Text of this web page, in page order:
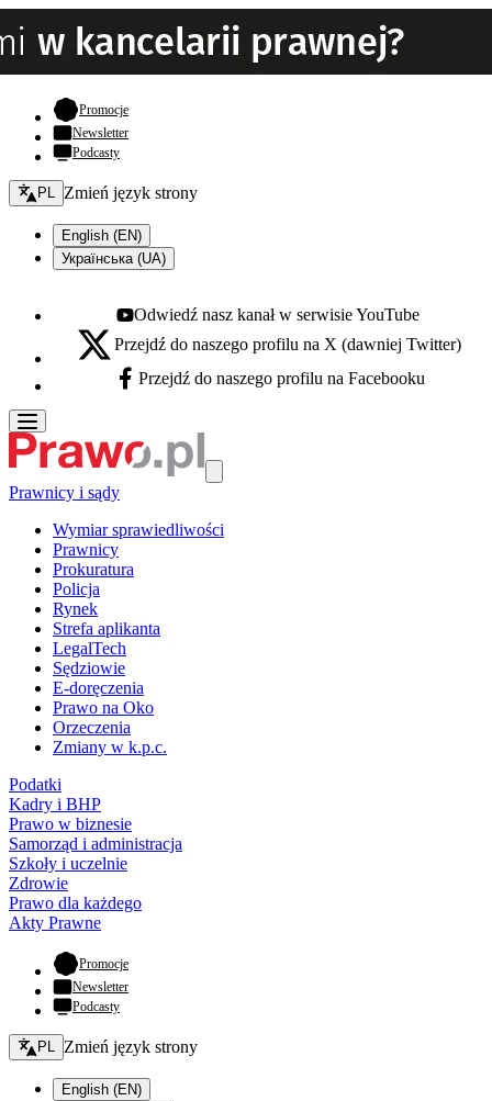
Promocje- otwiera się w nowej karcie
Newsletter
Podcasty
Zmień język - bieżący:
PL Zmień język strony
English (EN)
Українська (UA)
Youtube - otwiera się w nowej karcie
Odwiedź nasz kanał w serwisie YouTube
X - otwiera się w nowej karcie
Przejdź do naszego profilu na X (dawniej Twitter)
Facebook - otwiera się w nowej karcie
Przejdź do naszego profilu na Facebooku
Prawnicy i sądy
Wymiar sprawiedliwości
Prawnicy
Prokuratura
Policja
Rynek
Strefa aplikanta
LegalTech
Sędziowie
E-doręczenia
Prawo na Oko
Orzeczenia
Zmiany w k.p.c.
Podatki
Kadry i BHP
Prawo w biznesie
Samorząd i administracja
Szkoły i uczelnie
Zdrowie
Prawo dla każdego
Akty Prawne
Promocje- otwiera się w nowej karcie
Newsletter
Podcasty
Zmień język - bieżący:
PL Zmień język strony
English (EN)